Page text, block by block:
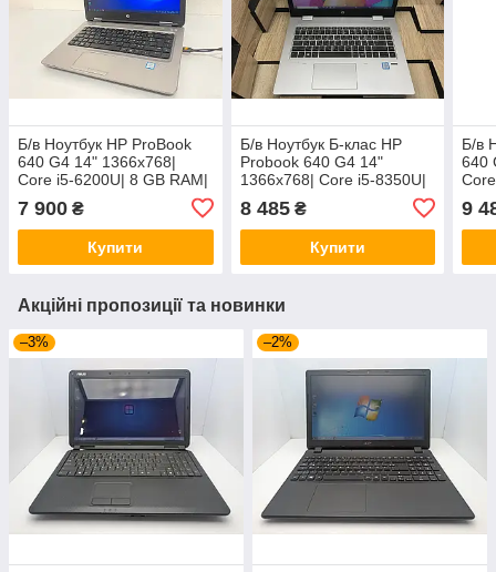
Б/в Ноутбук HP ProBook
640 G4 14" 1366x768|
Core i5-6200U| 8 GB RAM|
7 900 ₴
Купити
Б/в Ноутбук Б-клас HP
Probook 640 G4 14"
1366x768| Core i5-8350U|
8 GB RAM| 256 GB SSD|
UHD 620
8 485₴
Купити
Б/в
640
9
Акційні пропозиції та новинки
–3% –2%